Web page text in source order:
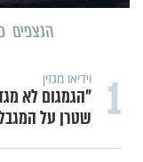
הנצפים
1 וידיאו מגזין
"הגמגום לא
שטרן על